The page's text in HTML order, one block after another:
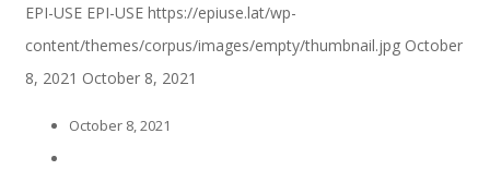
SAP S/4 HANA
EPI-USE EPI-USE https://epiuse.lat/wp-
content/themes/corpus/images/empty/thumbnail.jpg October
8, 2021 October 8, 2021
October 8, 2021